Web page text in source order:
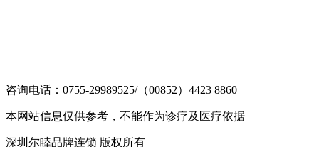
咨询电话：0755-29989525/（00852）4423 8860
本网站信息仅供参考，不能作为诊疗及医疗依据
深圳尔睦品牌连锁 版权所有